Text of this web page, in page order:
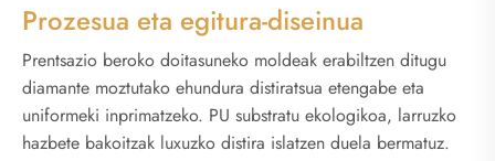
Prozesua eta egitura-diseinua
Prentsazio beroko doitasuneko moldeak erabiltzen ditugu
diamante moztutako ehundura distiratsua etengabe eta
uniformeki inprimatzeko. PU substratu ekologikoa, larruzko
hazbete bakoitzak luxuzko distira islatzen duela bermatuz.